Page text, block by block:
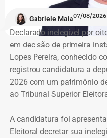
“Nós já sofremos quatro
ocupação é justamente dar
que atenda as
que eu entrei no MLB
mesmo é um teto, um lar
valer um direito
A Central de Movimentos
(CMPRJ) emitiu nota de
Gabriele Maia07/08/2026
Declarado inelegível por
em decisão de primeira
Lopes Pereira, conhecido
registrou candidatura a
2026 com um patrimônio
ao Tribunal Superior
A candidatura foi
Eleitoral decretar sua